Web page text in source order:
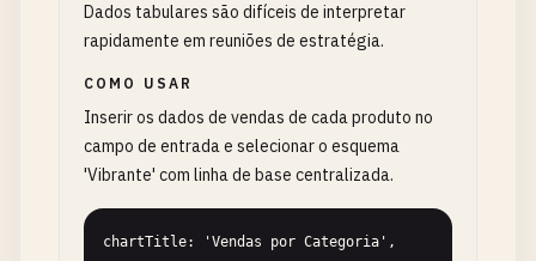
Dados tabulares são difíceis de interpretar
rapidamente em reuniões de estratégia.
COMO USAR
Inserir os dados de vendas de cada produto no
campo de entrada e selecionar o esquema
'Vibrante' com linha de base centralizada.
chartTitle: 'Vendas por Categoria',